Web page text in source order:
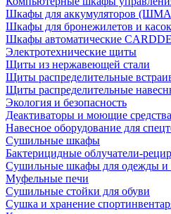
Шкафы для аккумуляторов
Шкафы для бронежилетов и касок
Шкафы автоматические
Электротехнические щиты
Щиты из нержавеющей стали
Щиты распределительные
Щиты распределительные
Экология и безопасность
Деактиваторы и моющие средства
Навесное оборудование для
Сушильные шкафы
Бактерицидные облучатели-
Сушильные шкафы для одежды и
Муфельные печи
Сушильные стойки для обуви
Сушка и хранение